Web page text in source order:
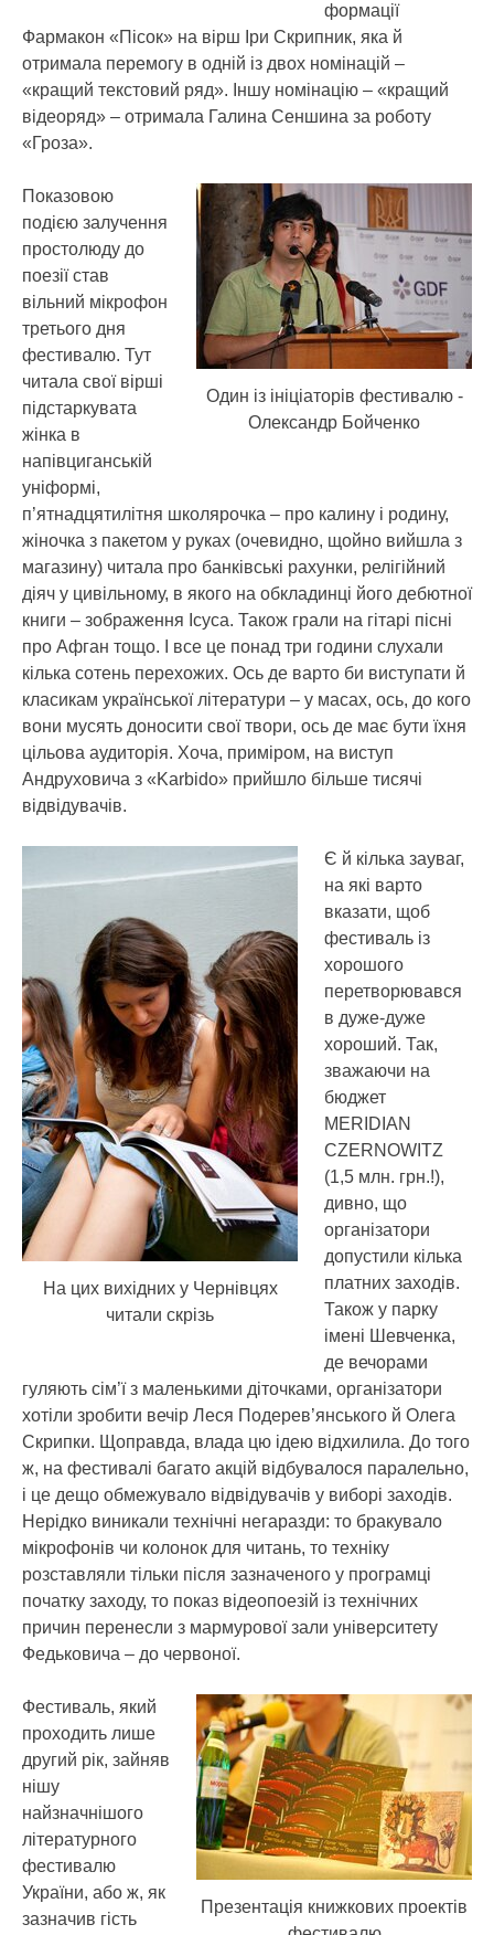
формації
Фармакон «Пісок» на вірш Іри Скрипник, яка й
отримала перемогу в одній із двох номінацій –
«кращий текстовий ряд». Іншу номінацію – «кращий
відеоряд» – отримала Галина Сеншина за роботу
«Гроза».
Один із ініціаторів фестивалю -
Олександр Бойченко
Показовою
подією залучення
простолюду до
поезії став
вільний мікрофон
третього дня
фестивалю. Тут
читала свої вірші
підстаркувата
жінка в
напівциганській
уніформі,
п’ятнадцятилітня школярочка – про калину і родину,
жіночка з пакетом у руках (очевидно, щойно вийшла з
магазину) читала про банківські рахунки, релігійний
діяч у цивільному, в якого на обкладинці його дебютної
книги – зображення Ісуса. Також грали на гітарі пісні
про Афган тощо. І все це понад три години слухали
кілька сотень перехожих. Ось де варто би виступати й
класикам української літератури – у масах, ось, до кого
вони мусять доносити свої твори, ось де має бути їхня
цільова аудиторія. Хоча, приміром, на виступ
Андруховича з «Karbido» прийшло більше тисячі
відвідувачів.
На цих вихідних у Чернівцях
читали скрізь
Є й кілька зауваг,
на які варто
вказати, щоб
фестиваль із
хорошого
перетворювався
в дуже-дуже
хороший. Так,
зважаючи на
бюджет
MERIDIAN
CZERNOWITZ
(1,5 млн. грн.!),
дивно, що
організатори
допустили кілька
платних заходів.
Також у парку
імені Шевченка,
де вечорами
гуляють сім’ї з маленькими діточками, організатори
хотіли зробити вечір Леся Подерев’янського й Олега
Скрипки. Щоправда, влада цю ідею відхилила. До того
ж, на фестивалі багато акцій відбувалося паралельно,
і це дещо обмежувало відвідувачів у виборі заходів.
Нерідко виникали технічні негаразди: то бракувало
мікрофонів чи колонок для читань, то техніку
розставляли тільки після зазначеного у програмці
початку заходу, то показ відеопоезій із технічних
причин перенесли з мармурової зали університету
Федьковича – до червоної.
Презентація книжкових проектів
Фестиваль, який
проходить лише
другий рік, зайняв
нішу
найзначнішого
літературного
фестивалю
України, або ж, як
зазначив гість